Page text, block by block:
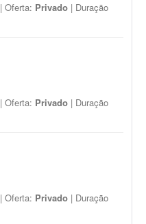
| Oferta: Privado | Duração
| Oferta: Privado | Duração
| Oferta: Privado | Duração